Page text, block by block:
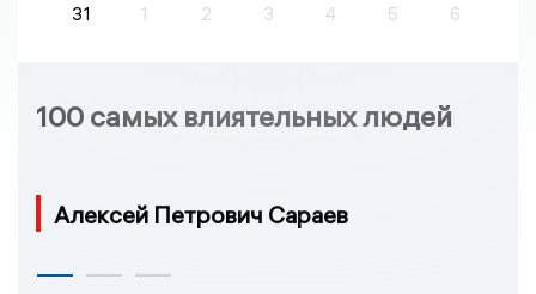
31
1 2 3 4 5 6
100 самых влиятельных людей
Алексей Петрович Сараев